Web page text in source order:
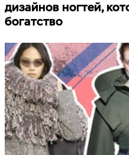
дизайнов ногтей,
богатство